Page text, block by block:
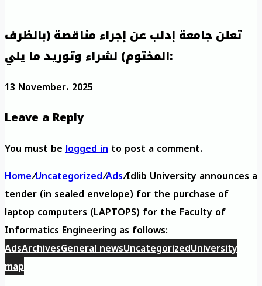
تعلن جامعة إدلب عن إجراء مناقصة (بالظرف
المختوم) لشراء وتوريد ما يلي:
13 November، 2025
Leave a Reply
You must belogged into post a comment.
Home/Uncategorized/Ads/Idlib University announces a
tender (in sealed envelope) for the purchase of
laptop computers (LAPTOPS) for the Faculty of
Informatics Engineering as follows:
AdsArchivesGeneral newsUncategorizedUniversity
map